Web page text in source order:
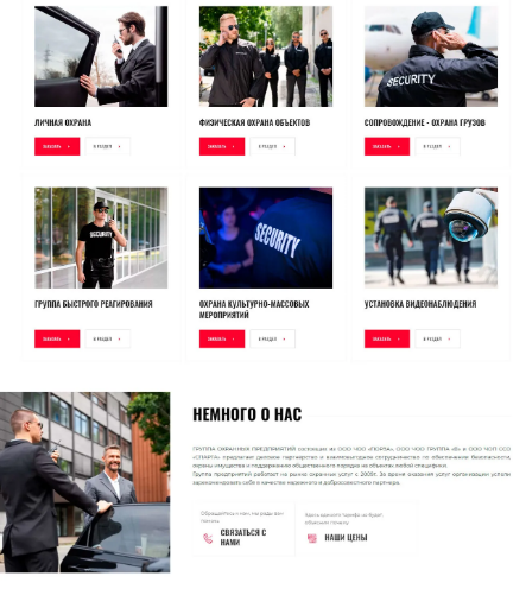
# 5063685
Разместили информацию по заполненному
брифу
Подключили доменное имя
Зарегистрировали сайт в поисковых
системах Yandex, Google
посещаемости сайта Яндекс.Метрика
Подключили аккаунт MegaCRM
Создали почту на домене
Хочу похожий сайт